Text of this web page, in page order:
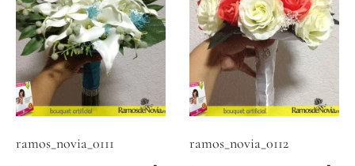
ramos_novia_0111 ramos_novia_0112